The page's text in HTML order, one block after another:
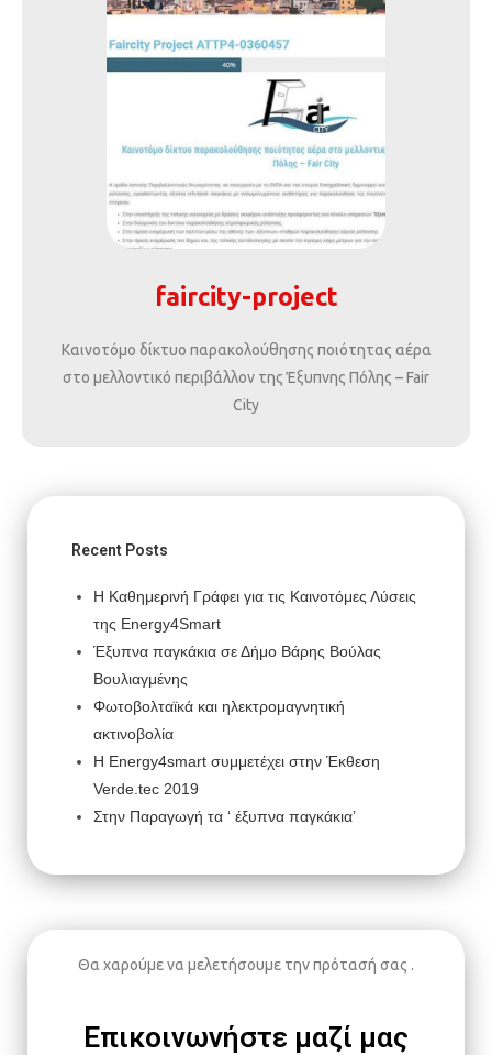
faircity-project
Καινοτόμο δίκτυο παρακολούθησης ποιότητας αέρα
στο μελλοντικό περιβάλλον της Έξυπνης Πόλης – Fair
City
Recent Posts
Η Καθημερινή Γράφει για τις Καινοτόμες Λύσεις
της Energy4Smart
Έξυπνα παγκάκια σε Δήμο Βάρης Βούλας
Βουλιαγμένης
Φωτοβολταϊκά και ηλεκτρομαγνητική
ακτινοβολία
H Energy4smart συμμετέχει στην Έκθεση
Verde.tec 2019
Στην Παραγωγή τα ‘ έξυπνα παγκάκια’
Θα χαρούμε να μελετήσουμε την πρότασή σας .
Επικοινωνήστε μαζί μας